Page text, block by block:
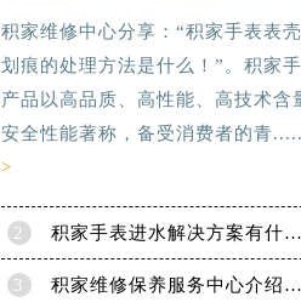
积家维修中心分享：“积家手表表
划痕的处理方法是什么！”。积家
产品以高品质、高性能、高技术含
安全性能著称，备受消费者的青
>
2 积家手表进水解决方案有什么？
3 积家维修保养服务中心介绍 | 积家